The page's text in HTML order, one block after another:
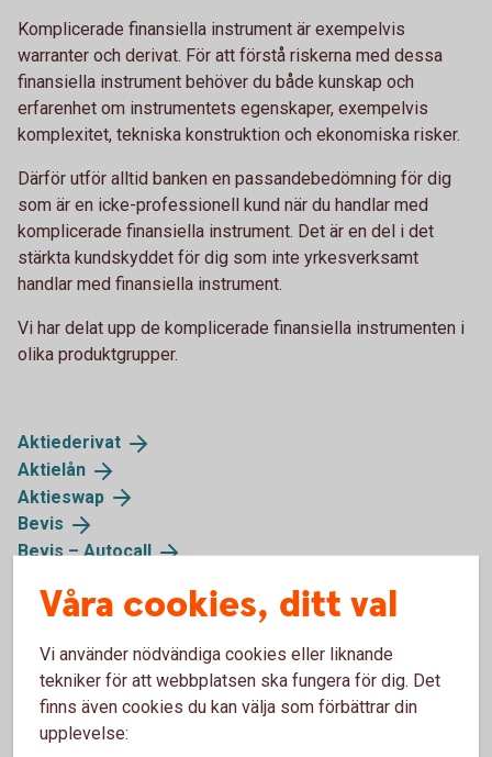
Komplicerade finansiella instrument är exempelvis
warranter och derivat. För att förstå riskerna med dessa
finansiella instrument behöver du både kunskap och
erfarenhet om instrumentets egenskaper, exempelvis
komplexitet, tekniska konstruktion och ekonomiska risker.
Därför utför alltid banken en passandebedömning för dig
som är en icke-professionell kund när du handlar med
komplicerade finansiella instrument. Det är en del i det
stärkta kundskyddet för dig som inte yrkesverksamt
handlar med finansiella instrument.
Vi har delat upp de komplicerade finansiella instrumenten i
olika produktgrupper.
Aktiederivat
Aktielån
Aktieswap
Bevis
Bevis –Autocall
Bevis – med komplexa egenskaper
ETF medhävstång
Komplexa obligationer
Konvertibel
Onoteradeaktier
Våra cookies, ditt val
Vi använder nödvändiga cookies eller liknande
tekniker för att webbplatsen ska fungera för dig. Det
finns även cookies du kan välja som förbättrar din
upplevelse: